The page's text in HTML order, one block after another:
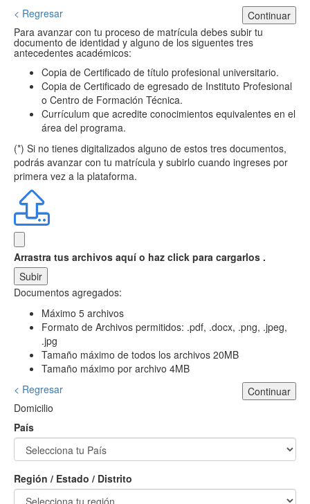
< Regresar
Continuar
Para avanzar con tu proceso de matrícula debes subir tu
documento de identidad y alguno de los siguentes tres
antecedentes académicos:
Copia de Certificado de título profesional universitario.
Copia de Certificado de egresado de Instituto Profesional
o Centro de Formación Técnica.
Currículum que acredite conocimientos equivalentes en el
área del programa.
(*) Si no tienes digitalizados alguno de estos tres documentos,
podrás avanzar con tu matrícula y subirlo cuando ingreses por
primera vez a la plataforma.
Arrastra tus archivos aquí o haz click para cargarlos .
Subir
Documentos agregados:
Máximo 5 archivos
Formato de Archivos permitidos: .pdf, .docx, .png, .jpeg,
.jpg
Tamaño máximo de todos los archivos 20MB
Tamaño máximo por archivo 4MB
< Regresar
Continuar
Domicilio
País
Región / Estado / Distrito